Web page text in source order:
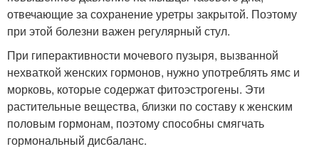
отвечающие за сохранение уретры закрытой. Поэтому
при этой болезни важен регулярный стул.
При гиперактивности мочевого пузыря, вызванной
нехваткой женских гормонов, нужно употреблять ямс и
морковь, которые содержат фитоэстрогены. Эти
растительные вещества, близки по составу к женским
половым гормонам, поэтому способны смягчать
гормональный дисбаланс.